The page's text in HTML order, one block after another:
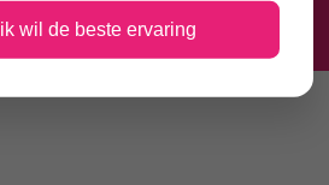
wil de beste ervaring